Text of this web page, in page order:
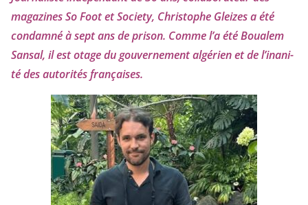
maga­zines So Foot et Society, Christophe Gleizesa été
condam­né à sept ans de pri­son. Comme l’a été Boualem
Sansal, il est otage du gou­ver­ne­ment algé­rien et de l’i­na­ni­
té des auto­ri­tés françaises.